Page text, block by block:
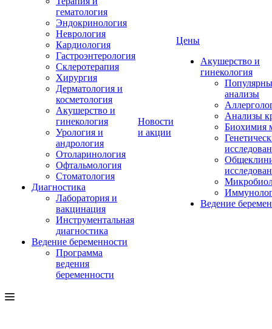
гематология
Эндокринология
Неврология
Кардиология
Гастроэнтерология
Склеротерапия
Хирургия
Дерматология и
косметология
Акушерство и
гинекология
Урология и
андрология
Отоларинология
Офтальмология
Стоматология
Диагностика
Лаборатория и
вакцинация
Инструментальная
диагностика
Ведение беременности
Программа
ведения
беременности
Новости
и акции
Цены
Акушерство и
гинекология
анализы
Анализы
Биохимия
Ведение